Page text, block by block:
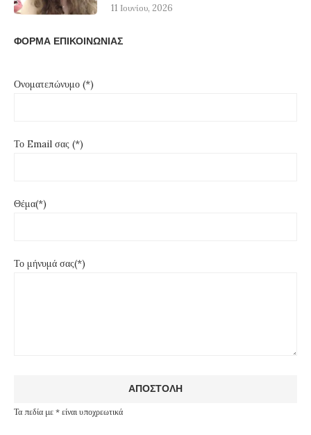
11 Ιουνίου, 2026
ΦΟΡΜΑ ΕΠΙΚΟΙΝΩΝΙΑΣ
Ονοματεπώνυμο (*)
Το Email σας (*)
Θέμα(*)
Το μήνυμά σας(*)
Τα πεδία με * είναι υποχρεωτικά